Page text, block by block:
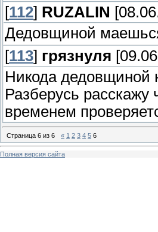
[112] RUZALIN
Дедовщиной
[113] грязнуля
Никода дедовщиной
Разберусь расскажу
временем
Страница 6 из 6 « 1 2 3 4 5 6
Полная версия сайта